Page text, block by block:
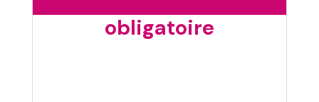
obligatoire